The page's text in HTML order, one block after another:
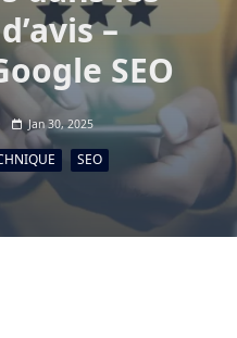
–
SEO
Jan 30, 2025
SEO